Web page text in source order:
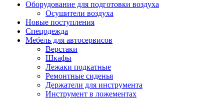
Оборудование для подготовки воздуха
Осушители воздуха
Новые поступления
Спецодежда
Мебель для автосервисов
Верстаки
Шкафы
Лежаки подкатные
Ремонтные сиденья
Держатели для инструмента
Инструмент в ложементах